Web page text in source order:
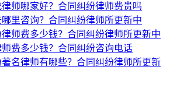
师哪家好？合同纠纷律师费贵吗
里咨询？合同纠纷律师所更新中
师费多少钱？合同纠纷律师所更新中
费多少钱？合同纠纷咨询电话
名律师有哪些？合同纠纷律师所更新